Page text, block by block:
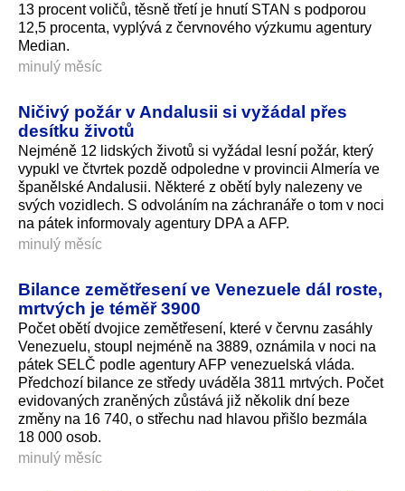
13 procent voličů, těsně třetí je hnutí STAN s podporou
12,5 procenta, vyplývá z červnového výzkumu agentury
Median.
minulý měsíc
Ničivý požár v Andalusii si vyžádal přes
desítku životů
Nejméně 12 lidských životů si vyžádal lesní požár, který
vypukl ve čtvrtek pozdě odpoledne v provincii Almería ve
španělské Andalusii. Některé z obětí byly nalezeny ve
svých vozidlech. S odvoláním na záchranáře o tom v noci
na pátek informovaly agentury DPA a AFP.
minulý měsíc
Bilance zemětřesení ve Venezuele dál roste,
mrtvých je téměř 3900
Počet obětí dvojice zemětřesení, které v červnu zasáhly
Venezuelu, stoupl nejméně na 3889, oznámila v noci na
pátek SELČ podle agentury AFP venezuelská vláda.
Předchozí bilance ze středy uváděla 3811 mrtvých. Počet
evidovaných zraněných zůstává již několik dní beze
změny na 16 740, o střechu nad hlavou přišlo bezmála
18 000 osob.
minulý měsíc